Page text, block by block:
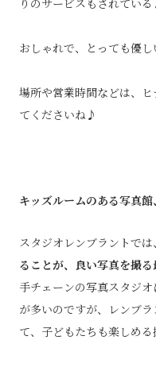
りのサービスもされている
おしゃれで、とっても優し
場所や営業時間などは、
てくださいね♪
キッズルームのある写真
スタジオレンブラントでは、
ることが、良い写真を撮る
手チェーンの写真スタジ
が多いのですが、レンブ
て、子どもたちも楽しめ